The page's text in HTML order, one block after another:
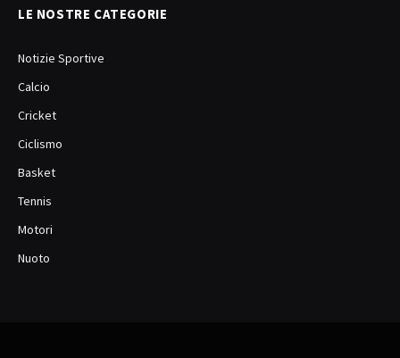
LE NOSTRE CATEGORIE
Notizie Sportive
Calcio
Cricket
Ciclismo
Basket
Tennis
Motori
Nuoto